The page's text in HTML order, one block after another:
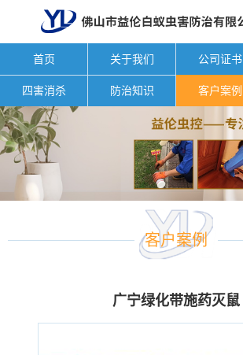
首页 关于我们 公司证书
四害消杀 防治知识 客户案例
客户案例
广宁绿化带施药灭鼠